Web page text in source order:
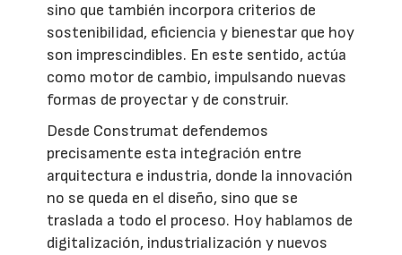
sino que también incorpora criterios de
sostenibilidad, eficiencia y bienestar que hoy
son imprescindibles. En este sentido, actúa
como motor de cambio, impulsando nuevas
formas de proyectar y de construir.
Desde Construmat defendemos
precisamente esta integración entre
arquitectura e industria, donde la innovación
no se queda en el diseño, sino que se
traslada a todo el proceso. Hoy hablamos de
digitalización, industrialización y nuevos